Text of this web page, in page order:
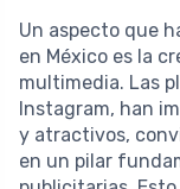
Un aspecto que
en México es la
multimedia. Las
Instagram, han
y atractivos,
en un pilar